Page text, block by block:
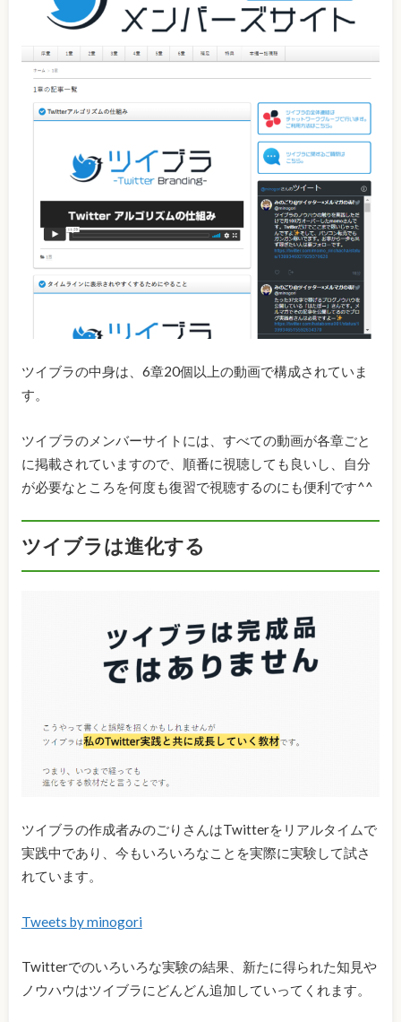
ツイブラの中身は、6章20個以上の動画で構成されていま
す。
ツイブラのメンバーサイトには、すべての動画が各章ごと
に掲載されていますので、順番に視聴しても良いし、自分
が必要なところを何度も復習で視聴するのにも便利です^^
ツイブラは進化する
ツイブラの作成者みのごりさんはTwitterをリアルタイムで
実践中であり、今もいろいろなことを実際に実験して試さ
れています。
Tweets by minogori
Twitterでのいろいろな実験の結果、新たに得られた知見や
ノウハウはツイブラにどんどん追加していってくれます。